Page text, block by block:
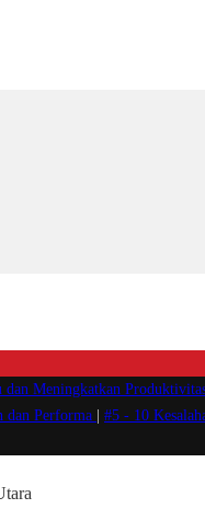
dan Meningkatkan
dan Performa #5 - 10